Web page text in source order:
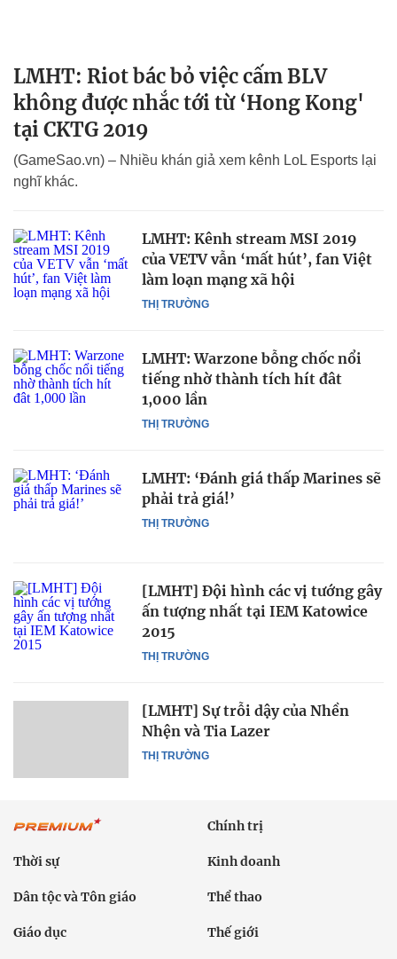
LMHT: Riot bác bỏ việc cấm BLV
không được nhắc tới từ ‘Hong Kong'
tại CKTG 2019
(GameSao.vn) – Nhiều khán giả xem kênh LoL Esports lại
nghĩ khác.
THỊ TRƯỜNG
LMHT: Kênh stream MSI 2019
của VETV vẫn ‘mất hút’, fan Việt
làm loạn mạng xã hội
THỊ TRƯỜNG
LMHT: Warzone bỗng chốc nổi
tiếng nhờ thành tích hít đât
1,000 lần
THỊ TRƯỜNG
LMHT: ‘Đánh giá thấp Marines sẽ
phải trả giá!’
THỊ TRƯỜNG
[LMHT] Đội hình các vị tướng gây
ấn tượng nhất tại IEM Katowice
2015
THỊ TRƯỜNG
[LMHT] Sự trỗi dậy của Nhền
Nhện và Tia Lazer
Chính trị
Thời sự Kinh doanh
Dân tộc và Tôn giáo Thể thao
Giáo dục Thế giới